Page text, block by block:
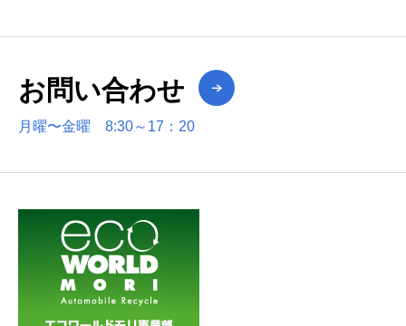
お問い合わせ
月曜〜金曜 8:30～17：20